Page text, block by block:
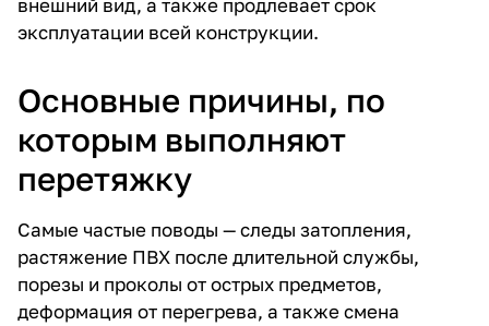
внешний вид, а также продлевает срок
эксплуатации всей конструкции.
Основные причины, по
которым выполняют
перетяжку
Самые частые поводы — следы затопления,
растяжение ПВХ после длительной службы,
порезы и проколы от острых предметов,
деформация от перегрева, а также смена